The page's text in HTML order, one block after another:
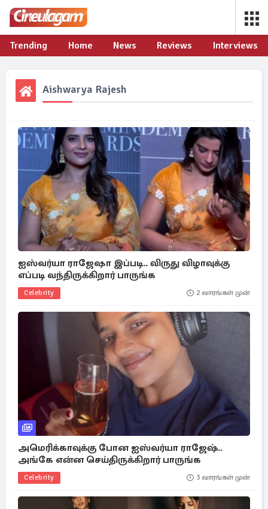
Trending Home News Reviews Interviews
Aishwarya Rajesh
ஐஸ்வர்யா ராஜேஷா இப்படி.. விருது விழாவுக்கு
எப்படி வந்திருக்கிறார் பாருங்க
Celebrity 2 வாரங்கள் முன்
அமெரிக்காவுக்கு போன ஐஸ்வர்யா ராஜேஷ்..
அங்கே என்ன செய்திருக்கிறார் பாருங்க
Celebrity 3 வாரங்கள் முன்